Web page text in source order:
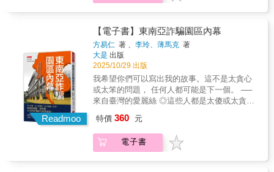
你曾經為自己說的話道歉，但只是為了平息爭
執，其實你沒有錯？作者也去過那黑暗深淵，
對各種防衛機制瞭若指掌，輕柔地飄浮在痛處
上隔空點穴。但這本書並非指出「怎麼做最正
確」，而是出發探索你究竟是怎樣的人，以便
活出自我。――作家／盧郁佳（摘錄自書中導
讀）❈ ❈ ❈【各界名家一致盛讚】【作家】
盧郁佳 專文導讀【《執行長日記》作者】史
蒂文．巴列特【《午夜圖書館》作者】麥特．
【《為何我這麼努力，幸福卻那麼遠？》作
者】莫．加多【《我們最幸運》作者】勞拉．
麥考文【《今晨醒來》作者、演員】麥克．英
有人感嘆：這一代有很多聰明腦袋正忙著思考
如何讓大眾點擊廣告。然而，一名不走傳統老
路的法學院畢業生，就足以催生《清潔空氣法
案》、《淨水法案》、《交通安全法》等25項
法案，也讓公益律師成為一種新選擇；而全世
界最大且績效最好的瘧疾防治基金會，始於一
個人按錯電視遙控器與打了20通電話。兩者的
受益人數皆高達數億。 本書是一部大膽而鼓舞
人心的行動宣言，邀請我們發揮天賦、化抱負
而更像是一種心態，具有傳染性──人人都可能
為之感染。
性暴力，他們同時承受來自施暴父親的長年肢
體虐待、口語暴力、人格詆毀、情感操控，和
母親對這些暴力的漠視、否認，以及在情感上
的實質拋棄。亂倫暴力發生在什麼樣的家庭？
自幼承受性侵、肢體暴力、心理操縱等多重形
態暴力的孩子，究竟是怎麼長大的？在暴力滿
布的成長過程中，受創主體如何經驗到「家
庭」和「家人」，如何從中形構對於這兩個詞
彙的理解？又如何以此經驗和理解為鏡，折射
出自己的樣貌？除了目前臨床專業工作者業已
熟知的心理創傷症狀，「家」的原型想像與其
中性別權力的關係預設，如何影響受害者「症
狀」的形構？本書從亂倫暴力受害者主體經驗
的臨床田野出發，以精神分析理論和療癒實踐
靜止，為你做不可能的事？」（3）為何非白人
女性運動員更容易被檢舉「睪固酮過高」？
（4）說某個人根本就是「○○猴子」，案情並不
單純？（5）全世界第一個被授與某國榮譽公民
身分的機器人，擁有權利比真人還多？【製造
怪物】是一趟「人類VS怪物」的生動探索之旅
透過「怪物學理論」、「造怪史」、「研究方
法論」、「當代案例分析I、II」、「PBL引
導」、「影視文本欣賞與分析」……作者用最
「人類為何要製造怪物」之謎，研析歷史上壓
迫與權力運作機制！（敬請參考目次）【同名
推薦】——如有雷同．那就雷同非人物種
Readmoo
【電子書】東南亞詐騙園區內幕
方易仁 著 、李玲、薄馬克 著
大是 出版
2025/10/29 出版
我希望你們可以寫出我的故事。這不是太貪心
或太笨的問題， 任何人都可能是下一個。 ──
來自臺灣的愛麗絲 ◎這些人都是太傻或太貪？
用」。 ◎詐騙組織也講人事制度：頂端是「狗
莊」，中層主管、訓練組長各有專長。 ◎假檢
警已過時，動物系詐騙（殺豬盤、殺魚盤）、
特價 360 元
電子書